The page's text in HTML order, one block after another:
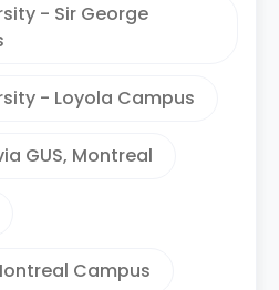
- Sir George
- Loyola Campus
GUS, Montreal
Campus